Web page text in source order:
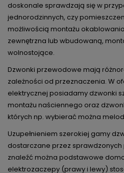
doskonale sprawdzają się w
jednorodzinnych, czy
możliwością montażu
zewnętrzna lub wbudowaną,
wolnostojące.
Dzwonki przewodowe mają
zależności od przeznaczenia. W
elektrycznej posiadamy dzwonki
montażu naściennego oraz
których np. wybierać można
Uzupełnieniem szerokiej gamy
dostarczane przez
znaleźć można podstawowe
elektrozaczepy (prawy i lewy)